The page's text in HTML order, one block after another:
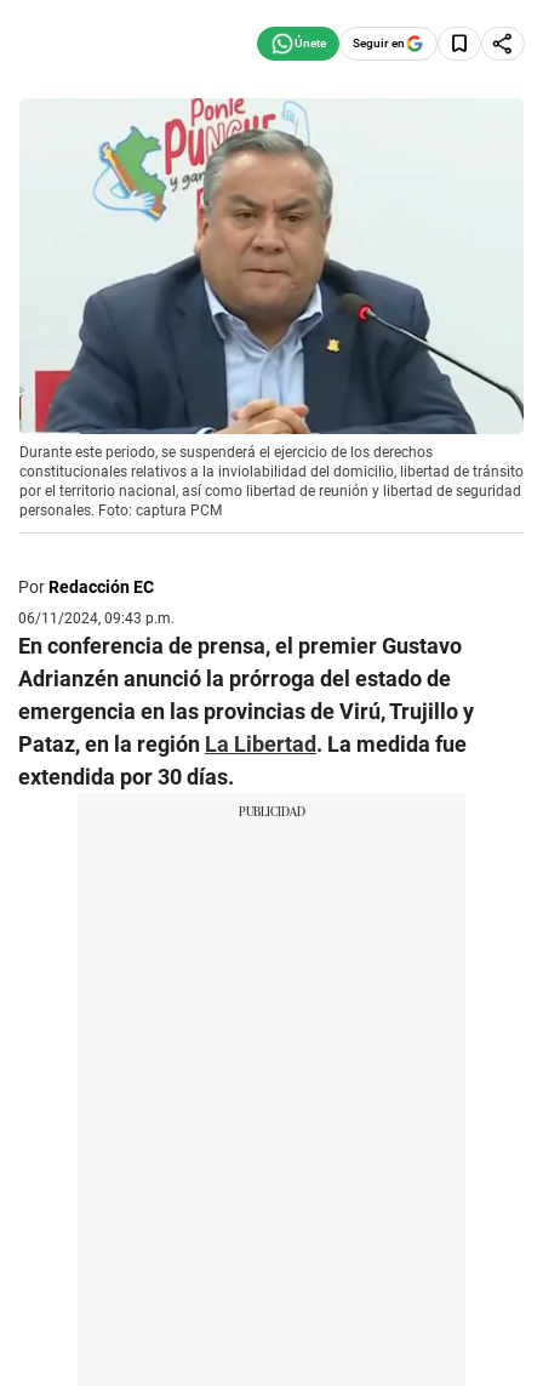
Seguir en
Durante este periodo, se suspenderá el ejercicio de los derechos
constitucionales relativos a la inviolabilidad del domicilio, libertad de tránsito
por el territorio nacional, así como libertad de reunión y libertad de seguridad
personales. Foto: captura PCM
PorRedacción EC
06/11/2024, 09:43 p.m.
En conferencia de prensa, el premier Gustavo
Adrianzén anunció la prórroga del estado de
emergencia en las provincias de Virú, Trujillo y
Pataz, en la región La Libertad. La medida fue
extendida por 30 días.